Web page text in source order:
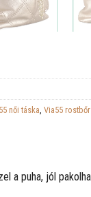
női táska Via55
a puha, jól